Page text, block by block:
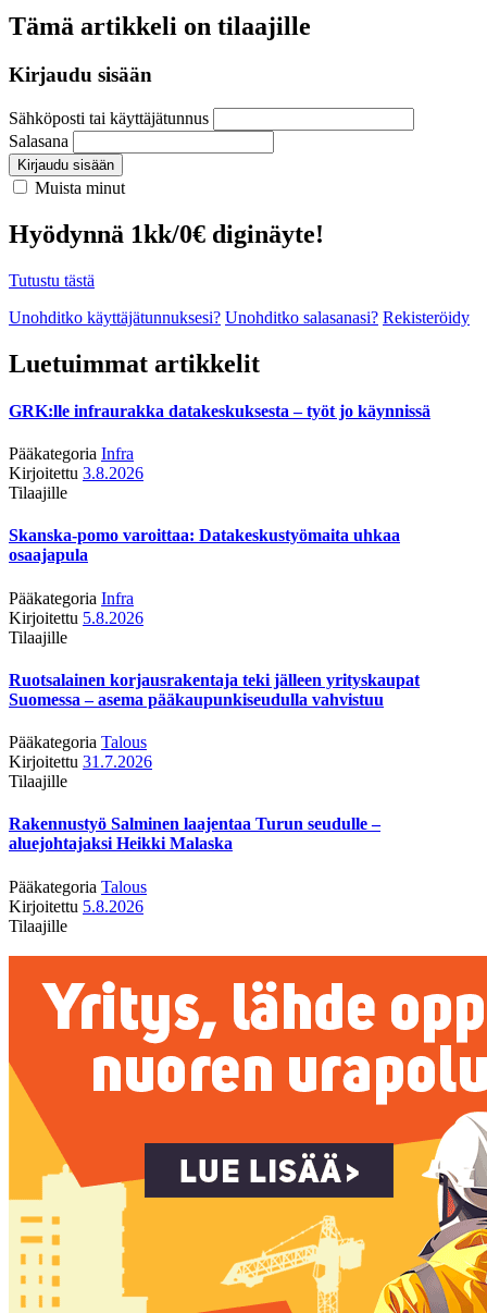
Tämä artikkeli on tilaajille
Kirjaudu sisään
Sähköposti tai käyttäjätunnus
Salasana
Kirjaudu sisään
Muista minut
Hyödynnä 1kk/0€ diginäyte!
Tutustu tästä
Unohditko käyttäjätunnuksesi? Unohditko salasanasi? Rekisteröidy
Luetuimmat artikkelit
GRK:lle infraurakka datakeskuksesta – työt jo käynnissä
Pääkategoria Infra
Kirjoitettu 3.8.2026
Tilaajille
Skanska-pomo varoittaa: Datakeskustyömaita uhkaa
osaajapula
Pääkategoria Infra
Kirjoitettu 5.8.2026
Tilaajille
Ruotsalainen korjausrakentaja teki jälleen yrityskaupat
Suomessa – asema pääkaupunkiseudulla vahvistuu
Pääkategoria Talous
Kirjoitettu 31.7.2026
Tilaajille
Rakennustyö Salminen laajentaa Turun seudulle –
aluejohtajaksi Heikki Malaska
Pääkategoria Talous
Kirjoitettu 5.8.2026
Tilaajille